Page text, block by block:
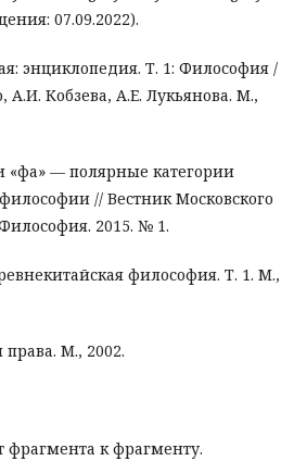
07.09.2022).
энциклопедия. Т. 1: Философия /
Кобзева, А.Е. Лукьянова. М.,
— полярные категории
// Вестник Московского
2015. № 1.
философия. Т. 1. М.,
М., 2002.
к фрагменту.